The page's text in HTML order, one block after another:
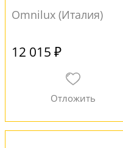
Omnilux (Италия)
12 015 ₽